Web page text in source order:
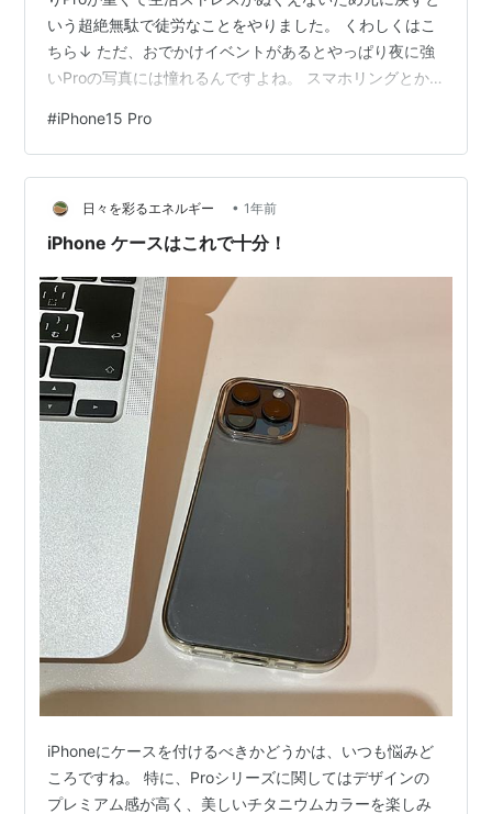
いう超絶無駄で徒労なことをやりました。 くわしくはこ
ちら↓ ただ、おでかけイベントがあるとやっぱり夜に強
いProの写真には憧れるんですよね。 スマホリングとか
か色々調べているとき、ふと重量を見てみたのです
が・・・ 230g・・・ あれ？？ iPhone15 proって本体
187gだよね。 なんで40gも多いの？？？と原因分析して
みると・・・ ケースが30g！ ガラスフィルム10g！ もあ
ることが判明。 思い切ってケー…
#iPhone15 Pro
日々を彩るエネルギー • 1年前
iPhone ケースはこれで十分！
iPhoneにケースを付けるべきかどうかは、いつも悩みど
ころですね。 特に、Proシリーズに関してはデザインの
プレミアム感が高く、美しいチタニウムカラーを楽しみ